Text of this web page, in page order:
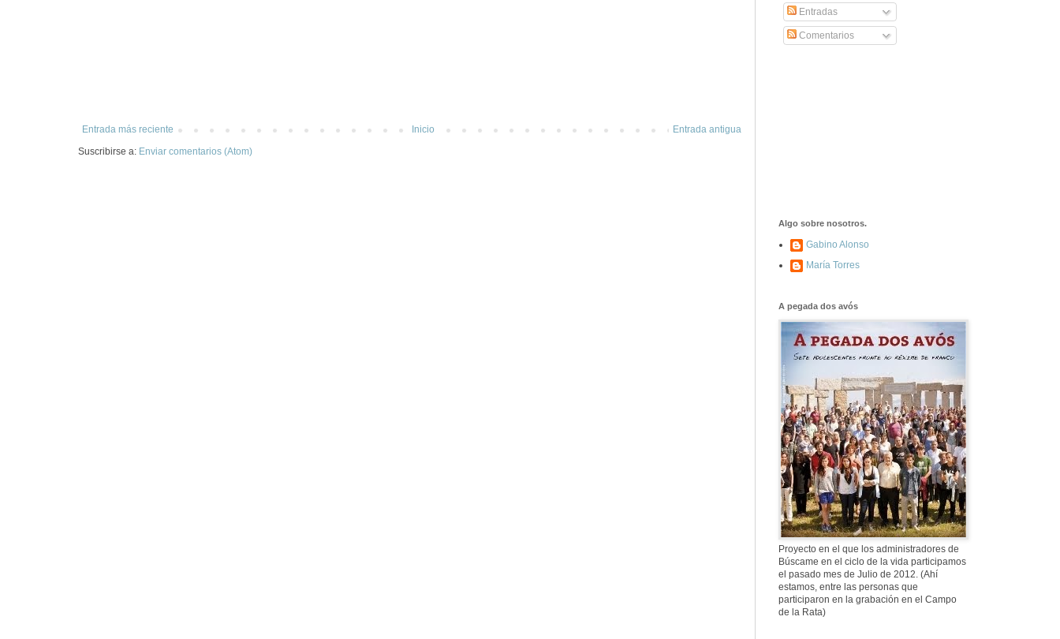
Entrada más reciente Entrada antigua
Inicio
Suscribirse a: Enviar comentarios (Atom)
577. Nos fusilaron
fusilaron mal
307. Vuestros
nombres no se han
borrado en la
Historia
Entradas
Comentarios
Algo sobre nosotros.
Gabino Alonso
María Torres
A pegada dos avós
Proyecto en el que los administradores de
Búscame en el ciclo de la vida participamos
el pasado mes de Julio de 2012. (Ahí
estamos, entre las personas que
participaron en la grabación en el Campo
de la Rata)